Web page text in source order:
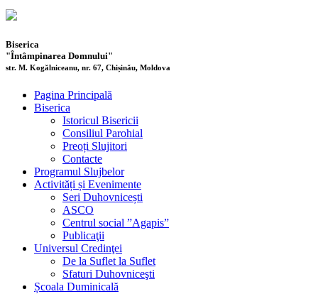
Biserica
"Întâmpinarea Domnului"
str. M. Kogălniceanu, nr. 67, Chișinău, Moldova
Pagina Principală
Biserica
Istoricul Bisericii
Consiliul Parohial
Preoți Slujitori
Contacte
Programul Slujbelor
Activități și Evenimente
Seri Duhovnicești
ASCO
Centrul social ”Agapis”
Publicaţii
Universul Credinţei
De la Suflet la Suflet
Sfaturi Duhovniceşti
Școala Duminicală